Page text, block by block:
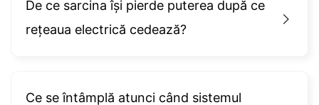
De ce sarcina își pierde puterea după ce
rețeaua electrică cedează?
Ce se întâmplă atunci când sistemul